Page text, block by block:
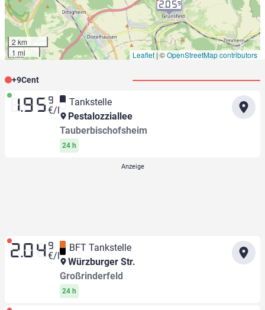
2.059
2 km
1 mi
Leaflet |©OpenStreetMap contributors
+9Cent
1.95 9
€/l
Tankstelle
Pestalozziallee
Tauberbischofsheim
24 h
2.04 9
€/l
BFT Tankstelle
Würzburger Str.
Großrinderfeld
24 h